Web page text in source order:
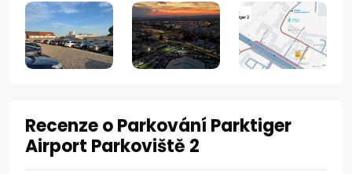
Recenze o Parkování Parktiger
Airport Parkoviště 2